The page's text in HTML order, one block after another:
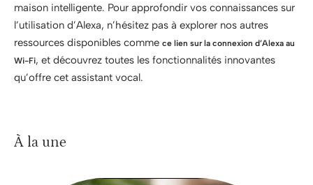
maison intelligente. Pour approfondir vos connaissances sur
l’utilisation d’Alexa, n’hésitez pas à explorer nos autres
ressources disponibles comme ce lien sur la connexion d’Alexa au
Wi-Fi, et découvrez toutes les fonctionnalités innovantes
qu’offre cet assistant vocal.
À la une